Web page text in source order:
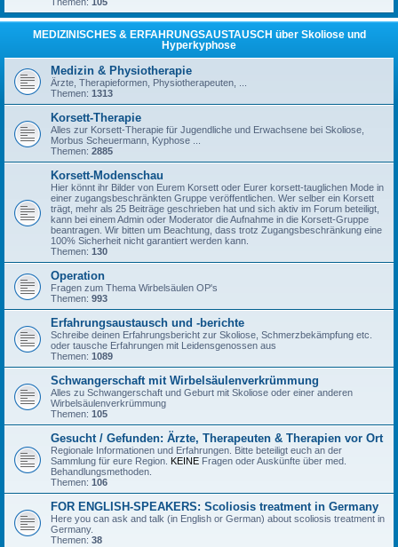
Themen: 105
MEDIZINISCHES & ERFAHRUNGSAUSTAUSCH über Skoliose und
Hyperkyphose
Medizin & Physiotherapie
Ärzte, Therapieformen, Physiotherapeuten, ...
Themen: 1313
Korsett-Therapie
Alles zur Korsett-Therapie für Jugendliche und Erwachsene bei Skoliose,
Morbus Scheuermann, Kyphose ...
Themen: 2885
Korsett-Modenschau
Hier könnt ihr Bilder von Eurem Korsett oder Eurer korsett-tauglichen Mode in
einer zugangsbeschränkten Gruppe veröffentlichen. Wer selber ein Korsett
trägt, mehr als 25 Beiträge geschrieben hat und sich aktiv im Forum beteiligt,
kann bei einem Admin oder Moderator die Aufnahme in die Korsett-Gruppe
beantragen. Wir bitten um Beachtung, dass trotz Zugangsbeschränkung eine
100% Sicherheit nicht garantiert werden kann.
Themen: 130
Operation
Fragen zum Thema Wirbelsäulen OP's
Themen: 993
Erfahrungsaustausch und -berichte
Schreibe deinen Erfahrungsbericht zur Skoliose, Schmerzbekämpfung etc.
oder tausche Erfahrungen mit Leidensgenossen aus
Themen: 1089
Schwangerschaft mit Wirbelsäulenverkrümmung
Alles zu Schwangerschaft und Geburt mit Skoliose oder einer anderen
Wirbelsäulenverkrümmung
Themen: 105
Gesucht / Gefunden: Ärzte, Therapeuten & Therapien vor Ort
Regionale Informationen und Erfahrungen. Bitte beteiligt euch an der
Sammlung für eure Region. KEINE Fragen oder Auskünfte über med.
Behandlungsmethoden.
Themen: 106
FOR ENGLISH-SPEAKERS: Scoliosis treatment in Germany
Here you can ask and talk (in English or German) about scoliosis treatment in
Germany.
Themen: 38